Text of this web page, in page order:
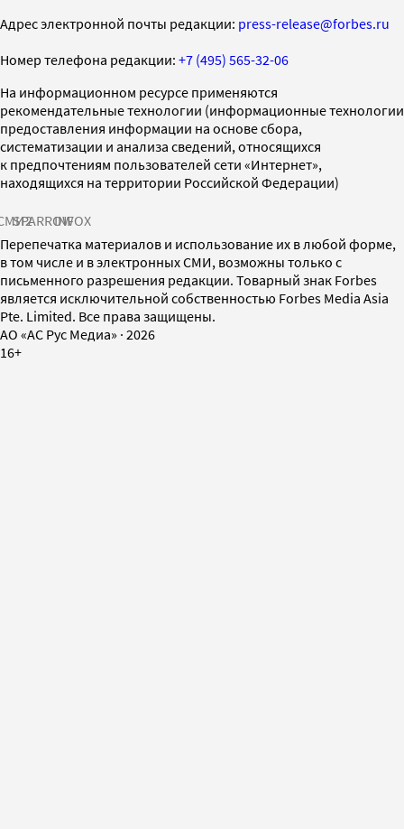
Адрес электронной почты редакции: press-release@forbes.ru
Номер телефона редакции: +7 (495) 565-32-06
На информационном ресурсе применяются
рекомендательные технологии (информационные технологии
предоставления информации на основе сбора,
систематизации и анализа сведений, относящихся
к предпочтениям пользователей сети «Интернет»,
находящихся на территории Российской Федерации)
SPARROWINFOX
Перепечатка материалов и использование их в любой форме,
в том числе и в электронных СМИ, возможны только с
письменного разрешения редакции. Товарный знак Forbes
является исключительной собственностью Forbes Media Asia
Pte. Limited. Все права защищены.
AO «АС Рус Медиа» · 2026
16+